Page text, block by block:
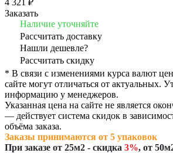
Заказать
Наличие уточняйте
Рассчитать доставку
Нашли дешевле?
Рассчитать скидку
* В связи с изменениями курса валют
сайте могут отличаться от актуальных.
информацию у менеджеров.
Указанная цена на сайте не является
— действует система скидок в
объёма заказа.
Заказы принимаются от 5 упаковок
При заказе от 25м2 - скидка 3%, от